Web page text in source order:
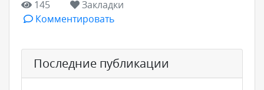
145
Закладки
Комментировать
Последние публикации